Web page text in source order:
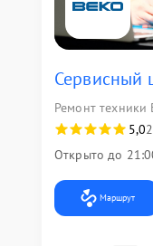
Сервисный
Ремонт техники
5,0
Открыто до
Маршрут